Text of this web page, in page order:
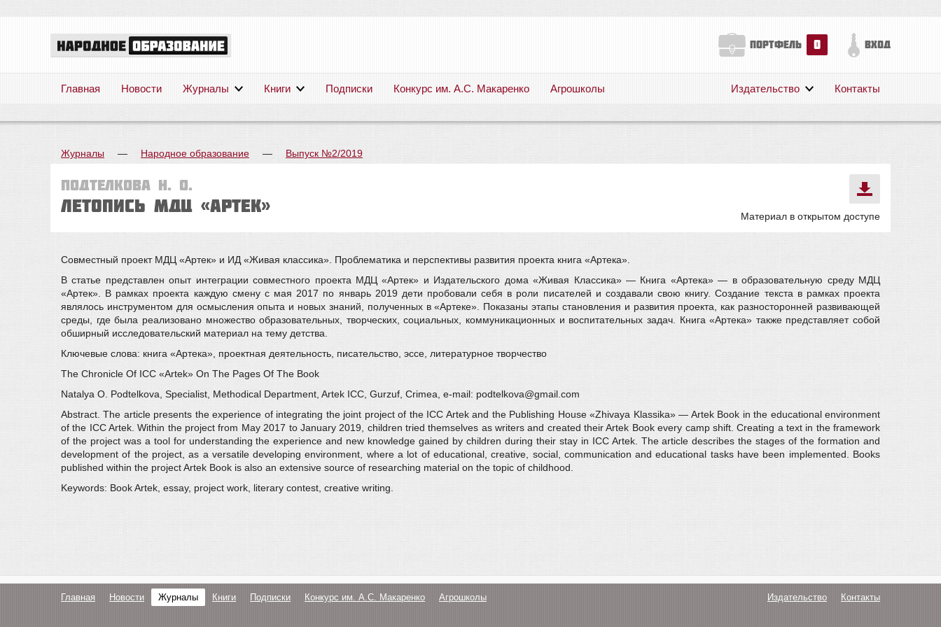
портфель 0 вход
Главная Новости Журналы Книги Подписки Конкурс им. А.С. Макаренко Агрошколы Издательство Контакты
Журналы — Народное образование — Выпуск №2/2019
Подтелкова Н. О.
Летопись МДЦ «Артек»
Материал в открытом доступе
Совместный проект МДЦ «Артек» и ИД «Живая классика». Проблематика и перспективы развития проекта книга «Артека».
В статье представлен опыт интеграции совместного проекта МДЦ «Артек» и Издательского дома «Живая Классика» — Книга «Артека» — в образовательную среду МДЦ
«Артек». В рамках проекта каждую смену с мая 2017 по январь 2019 дети пробовали себя в роли писателей и создавали свою книгу. Создание текста в рамках проекта
являлось инструментом для осмысления опыта и новых знаний, полученных в «Артеке». Показаны этапы становления и развития проекта, как разносторонней развивающей
среды, где была реализовано множество образовательных, творческих, социальных, коммуникационных и воспитательных задач. Книга «Артека» также представляет собой
обширный исследовательский материал на тему детства.
Ключевые слова: книга «Артека», проектная деятельность, писательство, эссе, литературное творчество
The Chronicle Of ICC «Artek» On The Pages Of The Book
Natalya O. Podtelkova, Specialist, Methodical Department, Artek ICC, Gurzuf, Crimea, e-mail: podtelkova@gmail.com
Abstract. The article presents the experience of integrating the joint project of the ICC Artek and the Publishing House «Zhivaya Klassika» — Artek Book in the educational environment
of the ICC Artek. Within the project from May 2017 to January 2019, children tried themselves as writers and created their Artek Book every camp shift. Creating a text in the framework
of the project was a tool for understanding the experience and new knowledge gained by children during their stay in ICC Artek. The article describes the stages of the formation and
development of the project, as a versatile developing environment, where a lot of educational, creative, social, communication and educational tasks have been implemented. Books
published within the project Artek Book is also an extensive source of researching material on the topic of childhood.
Keywords: Book Artek, essay, project work, literary contest, creative writing.
Главная Новости Журналы Книги Подписки Конкурс им. А.С. Макаренко Агрошколы Издательство Контакты